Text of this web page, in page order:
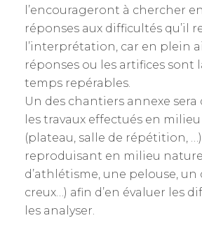
l’encourageront à chercher
réponses aux difficultés qu’il
l’interprétation, car en plein
réponses ou les artifices sont
temps repérables.
Un des chantiers annexe sera
les travaux effectués en
(plateau, salle de répétition,
reproduisant en milieu
d’athlétisme, une pelouse, un
creux…) afin d’en évaluer les
les analyser.